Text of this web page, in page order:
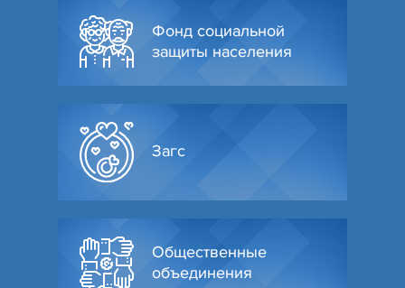
Фонд социальной
защиты населения
Загс
Общественные
объединения